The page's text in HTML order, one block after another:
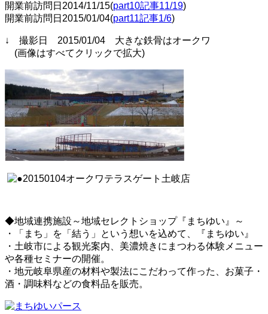
開業前訪問日2014/11/15(part10記事11/19)
開業前訪問日2015/01/04(part11記事1/6)
↓ 撮影日 2015/01/04 大きな鉄骨はオークワ
(画像はすべてクリックで拡大)
◆地域連携施設～地域セレクトショップ『まちゆい』～
・「まち」を「結う」という想いを込めて、『まちゆい』
・土岐市による観光案内、美濃焼きにまつわる体験メニュー
や各種セミナーの開催。
・地元岐阜県産の材料や製法にこだわって作った、お菓子・
酒・調味料などの食料品を販売。